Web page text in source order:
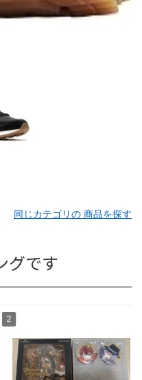
同じカテゴリの 商品を探す
グです